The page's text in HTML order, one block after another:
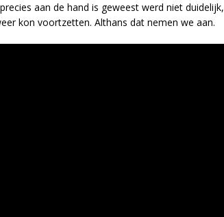
aan de hand is geweest werd niet duidelijk,
kon voortzetten. Althans dat nemen we aan.